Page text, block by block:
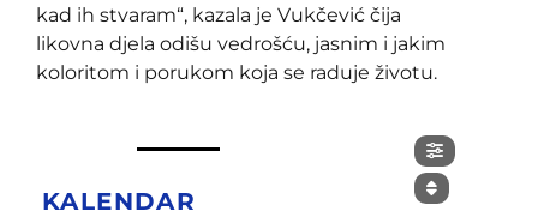
kad ih stvaram“, kazala je Vukčević čija
likovna djela odišu vedrošću, jasnim i jakim
koloritom i porukom koja se raduje životu.
KALENDAR